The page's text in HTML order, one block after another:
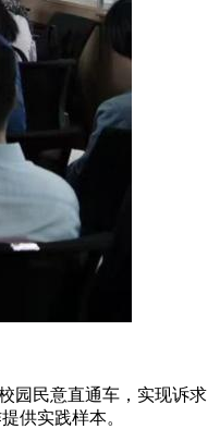
园民意直通车，实现诉求
供实践样本。